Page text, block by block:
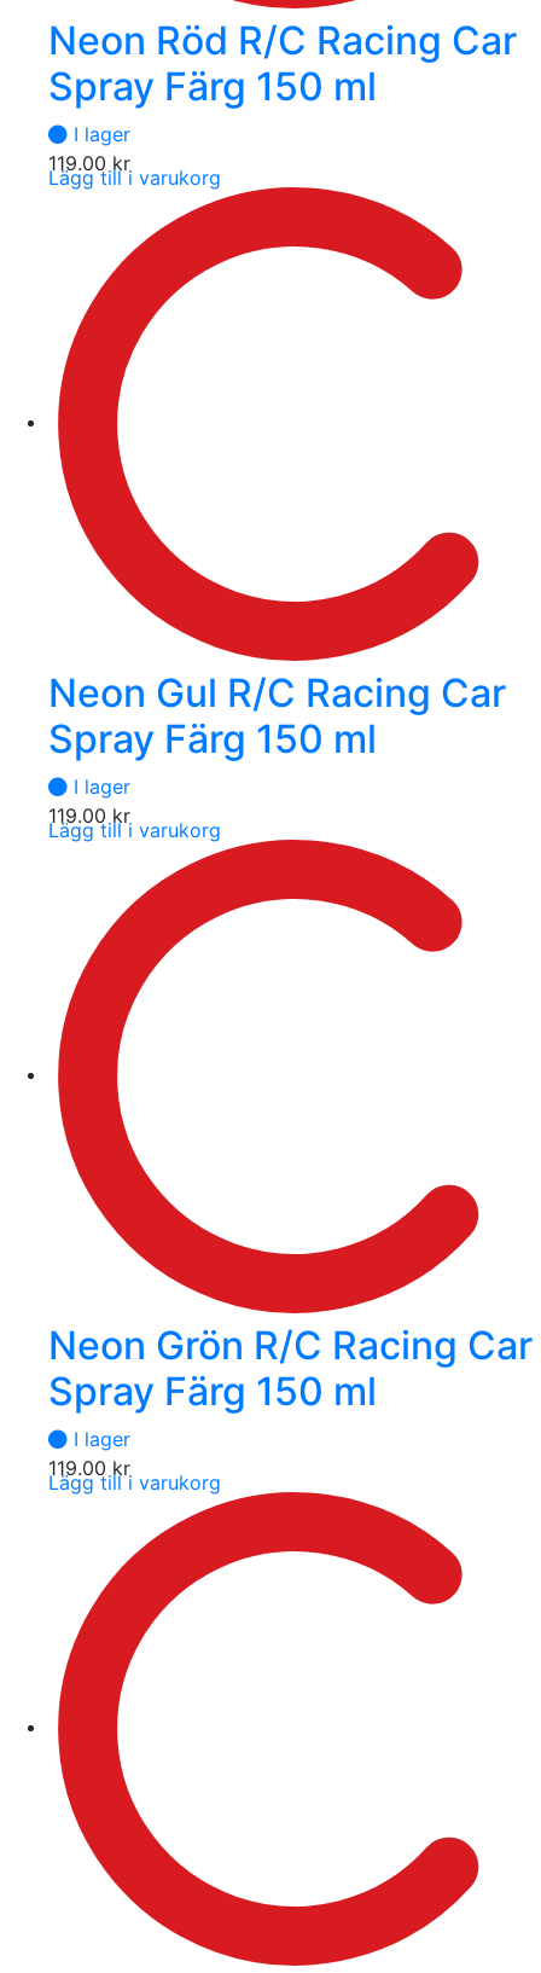
Neon Röd R/C Racing Car
Spray Färg 150 ml
I lager
119.00 kr
Lägg till i varukorg
Neon Gul R/C Racing Car
Spray Färg 150 ml
I lager
119.00 kr
Lägg till i varukorg
Neon Grön R/C Racing Car
Spray Färg 150 ml
I lager
119.00 kr
Lägg till i varukorg